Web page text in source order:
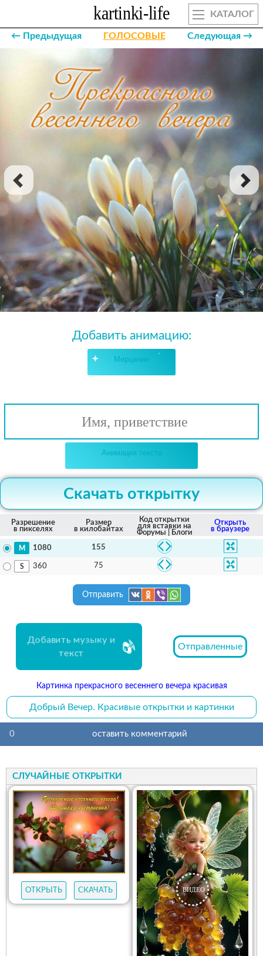
КАТАЛОГ
← Предыдущая ГОЛОСОВЫЕ Следующая →
Добавить анимацию:
Мерцание
Имя, приветствие
Анимация текста
Скачать открытку
Разрешение
в пикселях
Размер
в килобайтах
Код открытки
для вставки на
Форумы | Блоги
Открыть
в браузере
1080 155
360 75
Отправить
Добавить музыку и
текст
Отправленные
Картинка прекрасного весеннего вечера красивая
Добрый Вечер. Красивые открытки и картинки
0 оставить комментарий
СЛУЧАЙНЫЕ ОТКРЫТКИ
ОТКРЫТЬ СКАЧАТЬ